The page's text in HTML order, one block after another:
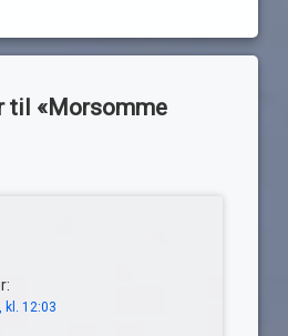
til «Morsomme
kl. 12:03